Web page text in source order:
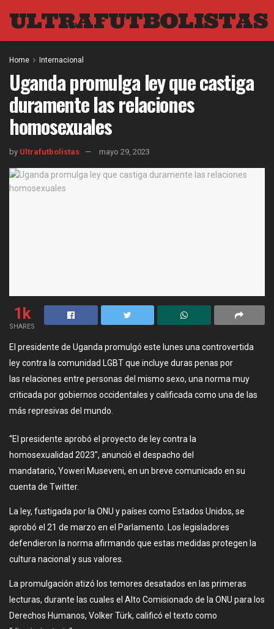
ULTRAFUTBOLISTAS
Home Internacional
Uganda promulga ley que castiga
duramente las relaciones
homosexuales
by Ultrafutbolistas mayo 29, 2023
1k
SHARES
El presidente de Uganda promulgó este lunes una controvertida
ley contra la comunidad LGBT que incluye duras penas por
las relaciones entre personas del mismo sexo, una norma muy
criticada por gobiernos occidentales y calificada como una de las
más represivas del mundo.
“El presidente aprobó el proyecto de ley contra la
homosexualidad 2023″, anunció el despacho del
mandatario, Yoweri Museveni, en un breve comunicado en su
cuenta de Twitter.
La ley, fustigada por la ONU y países como Estados Unidos, se
aprobó el 21 de marzo en el Parlamento. Los legisladores
defendieron la norma afirmando que estas medidas protegen la
cultura nacional y sus valores.
La promulgación atizó los temores desatados en las primeras
lecturas, durante las cuales el Alto Comisionado de la ONU para los
Derechos Humanos, Volker Türk, calificó el texto como